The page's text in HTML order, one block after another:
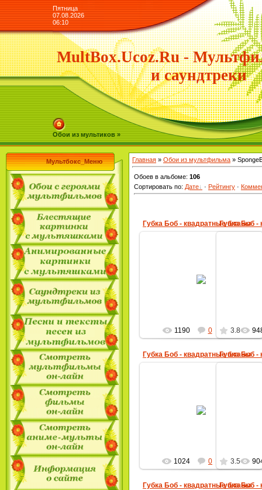
Пятница
07.08.2026
06:10
MultBox.Ucoz.Ru -
и саундтреки
Обои из мультиков »
Мультбокс_Меню Главная » Обои из мультфильма »
Обоев в альбоме: 106
Сортировать по: Дате · Рейтингу ·
Губка Боб - квадратные штаны
1190 0 3.8
Губка Боб -
Губка Боб - квадратные штаны
1024 0 3.5
Губка Боб -
Губка Боб - квадратные штаны
Губка Боб -